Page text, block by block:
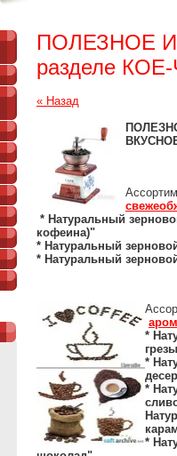
ПОЛЕЗНОЕ И
разделе
« Назад
* Натуральный
кофеина)"
* Натуральный
* Натуральный
*
*
*
*